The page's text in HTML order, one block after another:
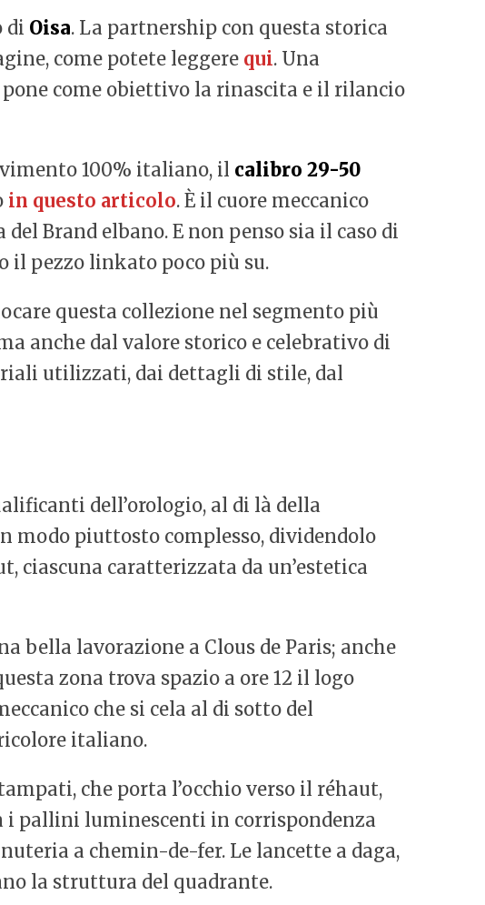
di Oisa. La partnership con questa storica
come potete leggere qui. Una
come obiettivo la rinascita e il rilancio
100% italiano, il calibro 29-50
in questo articolo. È il cuore meccanico
del Brand elbano. E non penso sia il caso di
il pezzo linkato poco più su.
questa collezione nel segmento più
anche dal valore storico e celebrativo di
utilizzati, dai dettagli di stile, dal
dell’orologio, al di là della
modo piuttosto complesso, dividendolo
ciascuna caratterizzata da un’estetica
bella lavorazione a Clous de Paris; anche
zona trova spazio a ore 12 il logo
che si cela al di sotto del
italiano.
che porta l’occhio verso il réhaut,
pallini luminescenti in corrispondenza
a chemin-de-fer. Le lancette a daga,
la struttura del quadrante.